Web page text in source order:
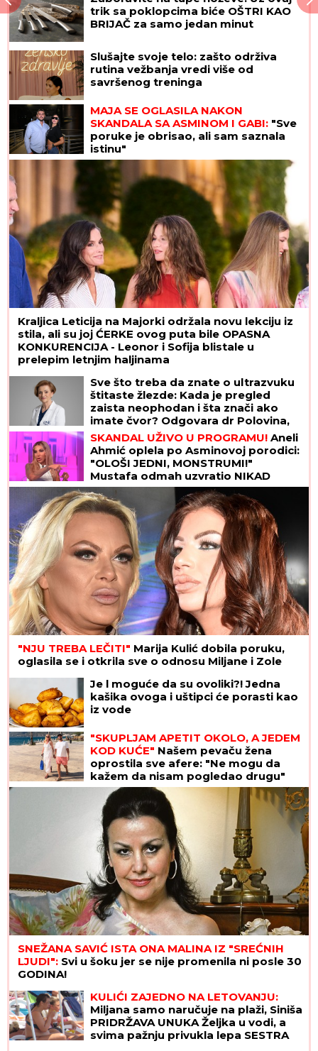
trik sa poklopcima biće OŠTRI KAO
BRIJAČ za samo jedan minut
Slušajte svoje telo: zašto održiva
rutina vežbanja vredi više od
savršenog treninga
MAJA SE OGLASILA NAKON
SKANDALA SA ASMINOM I GABI: "Sve
poruke je obrisao, ali sam saznala
istinu"
Kraljica Leticija na Majorki održala novu lekciju iz
stila, ali su joj ĆERKE ovog puta bile OPASNA
KONKURENCIJA - Leonor i Sofija blistale u
prelepim letnjim haljinama
Sve što treba da znate o ultrazvuku
štitaste žlezde: Kada je pregled
zaista neophodan i šta znači ako
imate čvor? Odgovara dr Polovina,
radiolog ordinacije "One Medical"
SKANDAL UŽIVO U PROGRAMU! Aneli
Ahmić oplela po Asminovoj porodici:
"OLOŠI JEDNI, MONSTRUMI!"
Mustafa odmah uzvratio NIKAD
JEZIVIJOM OPTUŽBOM!
"NJU TREBA LEČITI" Marija Kulić dobila poruku,
oglasila se i otkrila sve o odnosu Miljane i Zole
Je l moguće da su ovoliki?! Jedna
kašika ovoga i uštipci će porasti kao
iz vode
"SKUPLJAM APETIT OKOLO, A JEDEM
KOD KUĆE" Našem pevaču žena
oprostila sve afere: "Ne mogu da
kažem da nisam pogledao drugu"
SNEŽANA SAVIĆ ISTA ONA MALINA IZ "SREĆNIH
LJUDI": Svi u šoku jer se nije promenila ni posle 30
GODINA!
KULIĆI ZAJEDNO NA LETOVANJU:
Miljana samo naručuje na plaži, Siniša
PRIDRŽAVA UNUKA Željka u vodi, a
svima pažnju privukla lepa SESTRA